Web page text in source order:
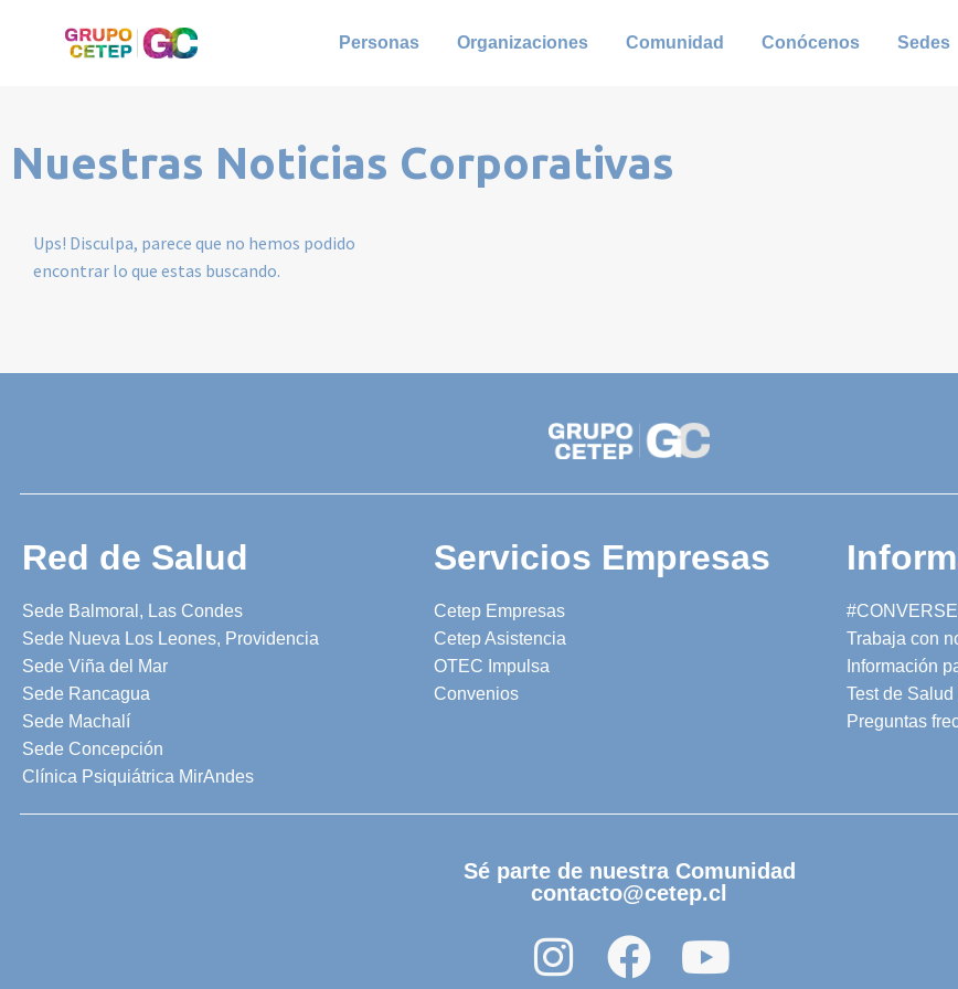
Personas Organizaciones Comunidad Conócenos Sedes
Nuestras Noticias Corporativas
Ups! Disculpa, parece que no hemos podido
encontrar lo que estas buscando.
Red de Salud
Sede Balmoral, Las Condes
Sede Nueva Los Leones, Providencia
Sede Viña del Mar
Sede Rancagua
Sede Machalí
Sede Concepción
Clínica Psiquiátrica MirAndes
Servicios Empresas
Cetep Empresas
Cetep Asistencia
OTEC Impulsa
Convenios
Trabaja con
Información
Test de Salud
Preguntas
Sé parte de nuestra Comunidad
contacto@cetep.cl